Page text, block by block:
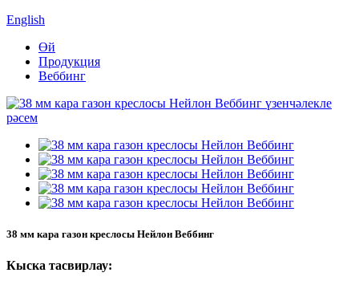
English
Өй
Продукция
Веббинг
38 мм кара газон креслосы Нейлон Веббинг
Кыска тасвирлау: